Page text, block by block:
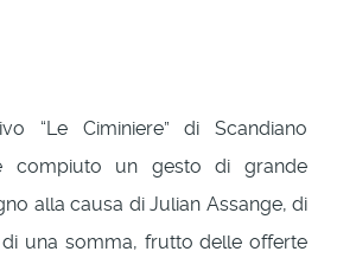
“Le Ciminiere” di Scandiano
compiuto un gesto di grande
alla causa di Julian Assange, di
una somma, frutto delle offerte